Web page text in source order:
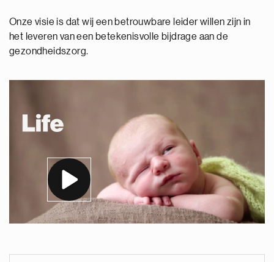
Onze visie is dat wij een betrouwbare leider willen zijn in
het leveren van een betekenisvolle bijdrage aan de
gezondheidszorg.